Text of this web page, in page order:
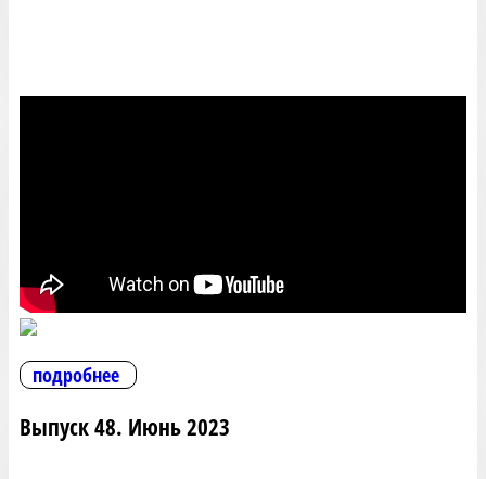
подробнее
Выпуск 48. Июнь 2023